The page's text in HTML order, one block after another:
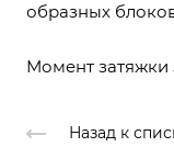
образных
Момент затяжки
Назад к